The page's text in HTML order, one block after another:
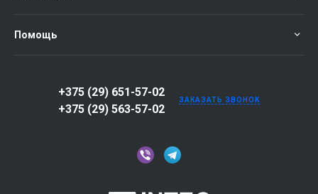
Помощь
+375 (29) 651-57-02
+375 (29) 563-57-02
ЗАКАЗАТЬ ЗВОНОК